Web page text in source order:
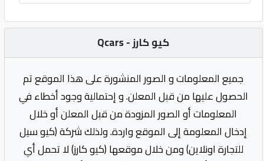
كيو كارز - Qcars
جميع المعلومات و الصور المنشورة على هذا الموقع تم
الحصول عليها من قبل المعلن. و إحتمالية وجود أخطاء في
المعلومات أو الصور المزودة من قبل المعلن أو خلال
إدخال المعلومة إلى الموقع واردة. ولذلك شركة (كيو سيل
للتجارة اونلاين) ومن خلال موقعها (كيو كارز) لا تحمل أي